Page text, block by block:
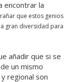
encontrar la
que estos genios
gran diversidad para
añadir que si se
un mismo
regional son